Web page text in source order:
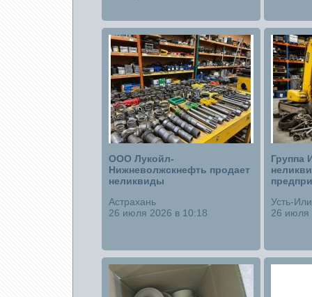
ООО Лукойл-
Нижневолжскнефть продает
неликвиды
Астрахань
26 июля 2026 в 10:18
Группа
Усть-
26 июля